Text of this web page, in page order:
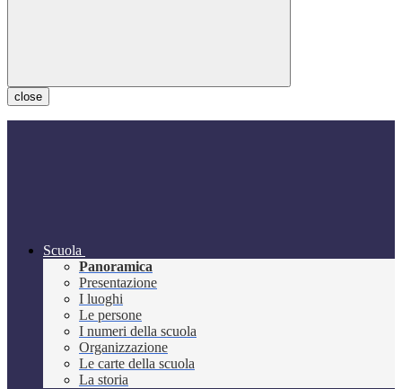
close
Scuola
Panoramica
Presentazione
I luoghi
Le persone
I numeri della scuola
Organizzazione
Le carte della scuola
La storia